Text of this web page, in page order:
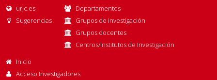
urjc.es
Sugerencias
Departamentos
Grupos de investigación
Grupos docentes
Centros/Institutos de Investigación
Inicio
Acceso Investigadores